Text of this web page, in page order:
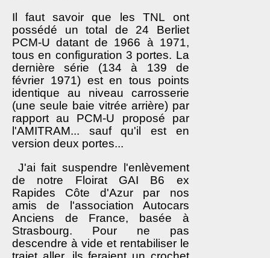
Il faut savoir que les TNL ont
possédé un total de 24 Berliet
PCM-U datant de 1966 à 1971,
tous en configuration 3 portes. La
dernière série (134 à 139 de
février 1971) est en tous points
identique au niveau carrosserie
(une seule baie vitrée arrière) par
rapport au PCM-U proposé par
l'AMITRAM... sauf qu'il est en
version deux portes...
J'ai fait suspendre l'enlèvement
de notre Floirat GAI B6 ex
Rapides Côte d'Azur par nos
amis de l'association Autocars
Anciens de France, basée à
Strasbourg. Pour ne pas
descendre à vide et rentabiliser le